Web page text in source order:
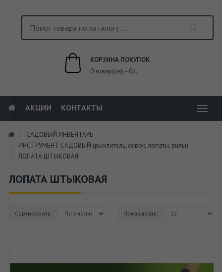
КОРЗИНА ПОКУПОК
0 товар(ов) - 0р.
АКЦИИ КОНТАКТЫ
САДОВЫЙ ИНВЕНТАРЬ
ИНСТРУМЕНТ САДОВЫЙ (рыхлитель, совок, лопаты, вилы)
ЛОПАТА ШТЫКОВАЯ
ЛОПАТА ШТЫКОВАЯ
Сортировать: Показывать: